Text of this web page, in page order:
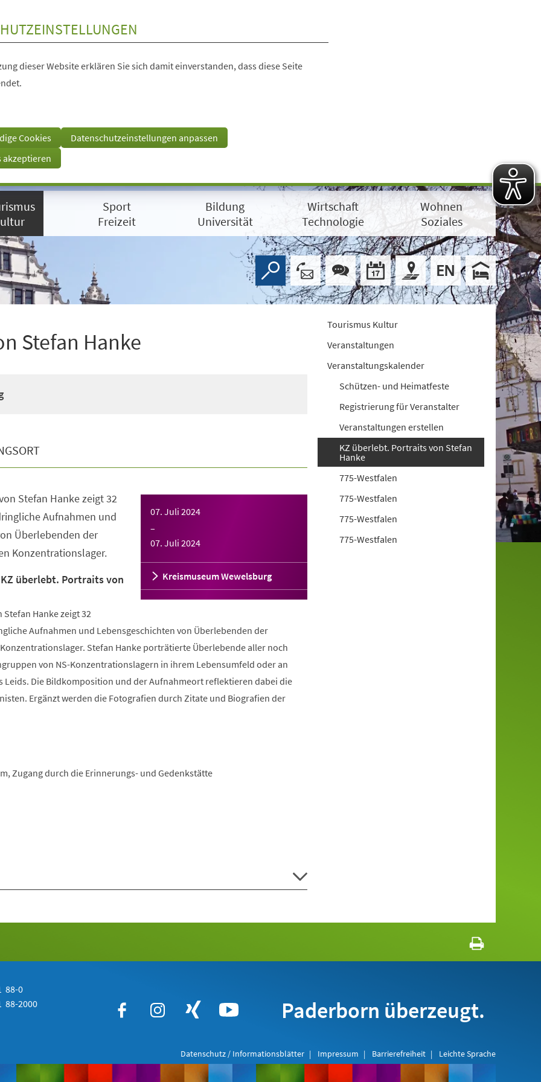
dieser Website erklären Sie sich damit einverstanden, dass diese Seite
Cookies
Datenschutzeinstellungen anpassen
akzeptieren
Sport
Freizeit
Bildung
Universität
Wirtschaft
Technologie
Wohnen
Soziales
Stefan Hanke
07. Juli 2024
–
07. Juli 2024
Kreismuseum Wewelsburg
Stefan Hanke zeigt 32
Aufnahmen und
Überlebenden der
Konzentrationslager.
überlebt. Portraits von
Hanke zeigt 32
Aufnahmen und Lebensgeschichten von Überlebenden der
Stefan Hanke porträtierte Überlebende aller noch
von NS-Konzentrationslagern in ihrem Lebensumfeld oder an
Leids. Die Bildkomposition und der Aufnahmeort reflektieren dabei die
Ergänzt werden die Fotografien durch Zitate und Biografien der
Zugang durch die Erinnerungs- und Gedenkstätte
Tourismus Kultur
Veranstaltungen
Veranstaltungskalender
Schützen- und Heimatfeste
Registrierung für Veranstalter
Veranstaltungen erstellen
KZ überlebt. Portraits von Stefan
Hanke
775-Westfalen
775-Westfalen
775-Westfalen
775-Westfalen
88-0
88-2000 Paderborn überzeugt.
Datenschutz / Informationsblätter Impressum Barrierefreiheit Leichte Sprache